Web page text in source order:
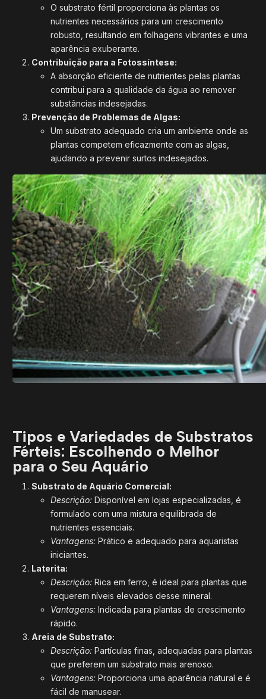
O substrato fértil proporciona às plantas os
nutrientes necessários para um crescimento
robusto, resultando em folhagens vibrantes e uma
aparência exuberante.
Contribuição para a Fotossíntese:
A absorção eficiente de nutrientes pelas plantas
contribui para a qualidade da água ao remover
substâncias indesejadas.
Prevenção de Problemas de Algas:
Um substrato adequado cria um ambiente onde as
plantas competem eficazmente com as algas,
ajudando a prevenir surtos indesejados.
Tipos e Variedades de Substratos
Férteis: Escolhendo o Melhor
para o Seu Aquário
Substrato de Aquário Comercial:
Descrição: Disponível em lojas especializadas, é
formulado com uma mistura equilibrada de
nutrientes essenciais.
Vantagens: Prático e adequado para aquaristas
iniciantes.
Laterita:
Descrição: Rica em ferro, é ideal para plantas que
requerem níveis elevados desse mineral.
Vantagens: Indicada para plantas de crescimento
rápido.
Areia de Substrato:
Descrição: Partículas finas, adequadas para plantas
que preferem um substrato mais arenoso.
Vantagens: Proporciona uma aparência natural e é
fácil de manusear.